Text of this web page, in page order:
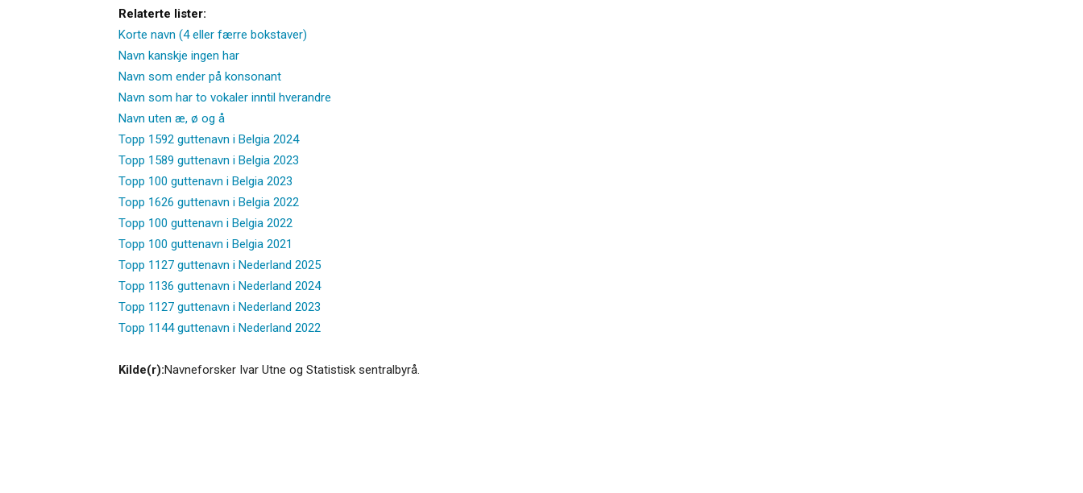
Relaterte lister:
Korte navn (4 eller færre bokstaver)
Navn kanskje ingen har
Navn som ender på konsonant
Navn som har to vokaler inntil hverandre
Navn uten æ, ø og å
Topp 1592 guttenavn i Belgia 2024
Topp 1589 guttenavn i Belgia 2023
Topp 100 guttenavn i Belgia 2023
Topp 1626 guttenavn i Belgia 2022
Topp 100 guttenavn i Belgia 2022
Topp 100 guttenavn i Belgia 2021
Topp 1127 guttenavn i Nederland 2025
Topp 1136 guttenavn i Nederland 2024
Topp 1127 guttenavn i Nederland 2023
Topp 1144 guttenavn i Nederland 2022
Kilde(r):Navneforsker Ivar Utne og Statistisk sentralbyrå.